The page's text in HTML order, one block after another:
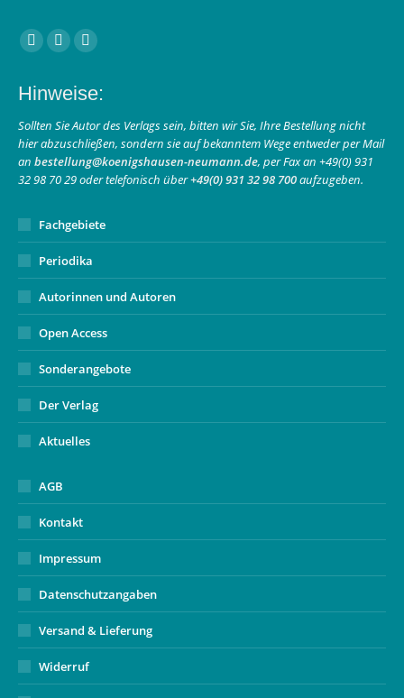
Finden Sie uns auf:
Facebook
opens
in
new
window
Instagram
opens
in
new
window
E-
page
opens
in
new
window
Hinweise:
Sollten Sie Autor des Verlags sein, bitten wir Sie, Ihre Bestellung nicht
hier abzuschließen, sondern sie auf bekanntem Wege entweder per Mail
an bestellung@koenigshausen-neumann.de, per Fax an +49(0) 931
32 98 70 29 oder telefonisch über+49(0) 931 32 98 700aufzugeben.
Fachgebiete
Periodika
Autorinnen und Autoren
Open Access
Sonderangebote
Der Verlag
Aktuelles
AGB
Kontakt
Impressum
Datenschutzangaben
Versand & Lieferung
Widerruf